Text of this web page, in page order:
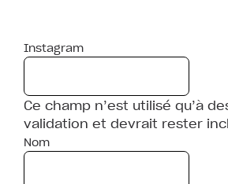
Instagram
Ce champ n’est utilisé qu’à
validation et devrait rester
Nom